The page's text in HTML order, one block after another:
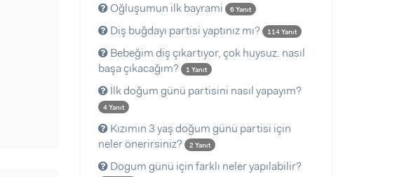
Oğluşumun ilk bayrami 6 Yanıt
Diş buğdayı partisi yaptınız mı? 114 Yanıt
Bebeğim diş çıkartıyor, çok huysuz. nasıl
başa çıkacağım?
1 Yanıt
İlk doğum günü partisini nasıl yapayım?
4 Yanıt
Kızımın 3 yaş doğum günü partisi için
neler önerirsiniz?
2 Yanıt
Dogum günü için farklı neler yapılabilir?